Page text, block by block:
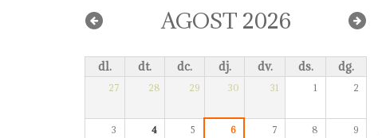
AGOST 2026
dl. dt. dc. dj. dv. ds. dg.
27 28 29 30 31 1 2
3 4 5 6 7 8 9